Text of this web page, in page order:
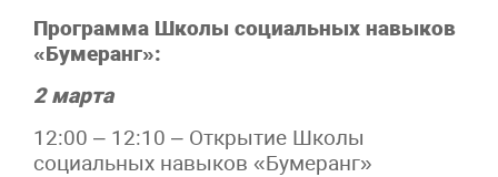
Программа Школы социальных навыков
«Бумеранг»:
2 марта
12:00 – 12:10 – Открытие Школы
социальных навыков «Бумеранг»